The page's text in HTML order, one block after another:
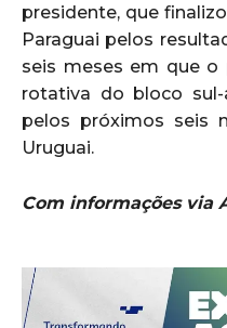
presidente, que
Paraguai pelos
seis meses em que o
rotativa do bloco sul-
pelos próximos seis
Uruguai.
Com informações via